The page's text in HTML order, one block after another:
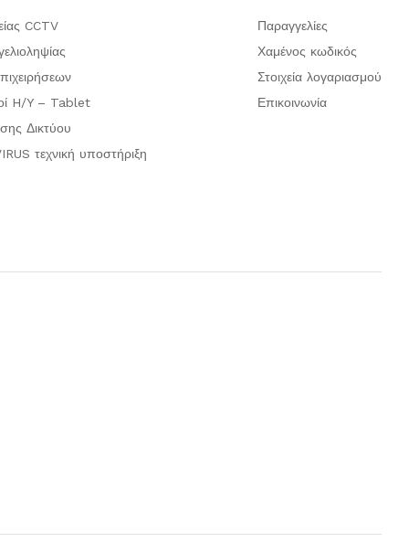
CCTV
H/Y – Tablet
Δικτύου
τεχνική υποστήριξη
Παραγγελίες
Χαμένος κωδικός
Στοιχεία λογαριασμού
Επικοινωνία